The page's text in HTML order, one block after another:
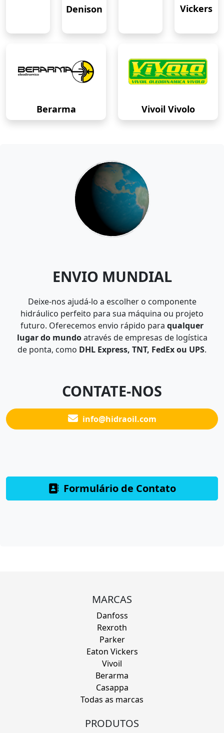
Denison
Vickers
Berarma Vivoil Vivolo
ENVIO MUNDIAL
Deixe-nos ajudá-lo a escolher o componente
hidráulico perfeito para sua máquina ou projeto
futuro. Oferecemos envio rápido para qualquer
lugar do mundoatravés de empresas de logística
de ponta, como DHL Express, TNT, FedEx ou UPS.
CONTATE-NOS
info@hidraoil.com
Formulário de Contato
MARCAS
Danfoss
Rexroth
Parker
Eaton Vickers
Vivoil
Berarma
Casappa
Todas as marcas
PRODUTOS